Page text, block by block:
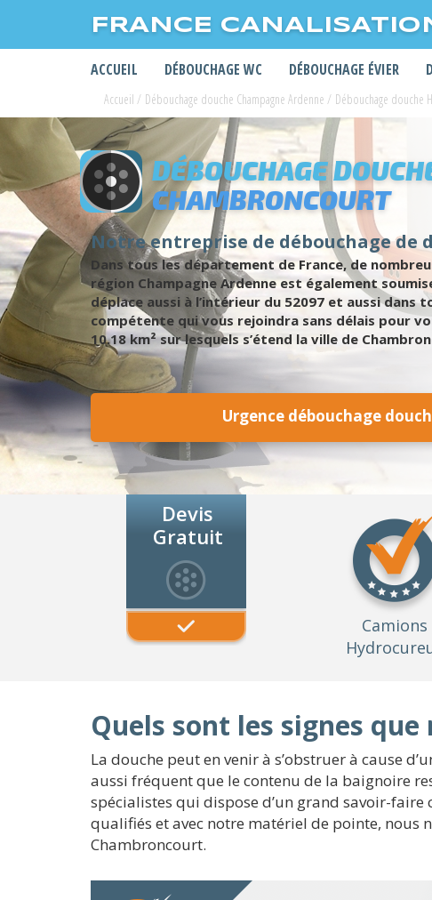
FRANCE
ACCUEIL DÉBOUCHAGE WC DÉBOUCHAGE ÉVIER
Accueil / Débouchage douche Champagne Ardenne / Débouchage douche
DÉBOUCHAGE
CHAMBRONCOURT
Notre entreprise de débouchage de
Dans tous les département de France, de
région Champagne Ardenne est également
déplace aussi à l’intérieur du 52097 et aussi
compétente qui vous rejoindra sans délais pour
10.18 km² sur lesquels s’étend la ville de
Urgence débouchage
Devis
Gratuit
Camions
Quels sont les signes
La douche peut en venir à s’obstruer à cause
aussi fréquent que le contenu de la baignoire
spécialistes qui dispose d’un grand savoir-
qualifiés et avec notre matériel de pointe, nous
Chambroncourt.